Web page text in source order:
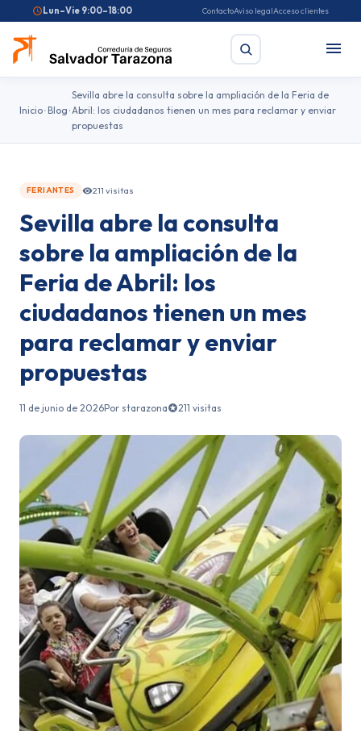
Lun–Vie 9:00–18:00 ContactoAviso legalAcceso clientes
Búsquedas frecuentes:
Inicio Blog
Sevilla abre la consulta sobre la ampliación de la Feria de
Abril: los ciudadanos tienen un mes para reclamar y enviar
propuestas
FERIANTES 211 visitas
Sevilla abre la consulta
sobre la ampliación de la
Feria de Abril: los
ciudadanos tienen un mes
para reclamar y enviar
propuestas
11 de junio de 2026Por starazona 211 visitas